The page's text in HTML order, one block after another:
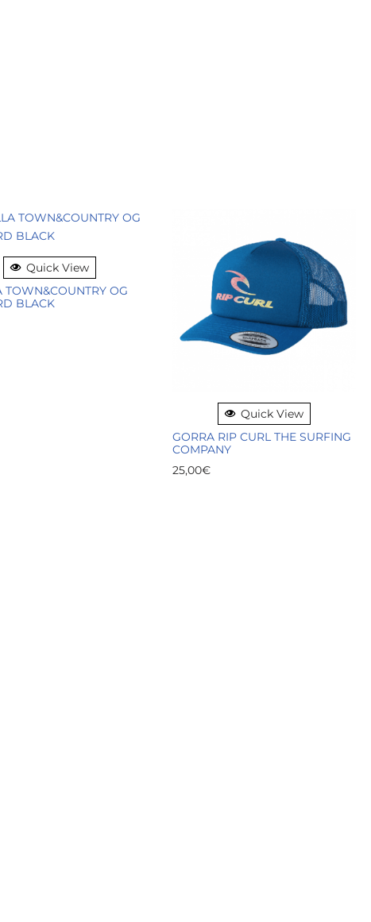
Quick View
TOWN&COUNTRY OG
BLACK
Quick View
GORRA RIP CURL THE SURFING
COMPANY
25,00€